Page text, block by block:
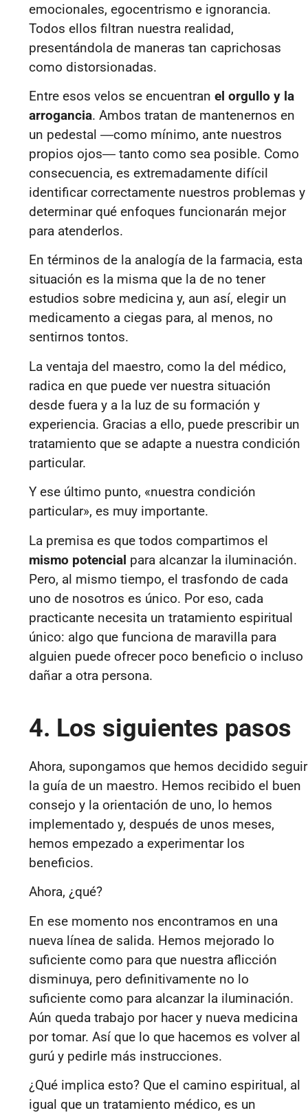
emocionales, egocentrismo e ignorancia.
Todos ellos filtran nuestra realidad,
presentándola de maneras tan caprichosas
como distorsionadas.
Entre esos velos se encuentran el orgullo y la
arrogancia. Ambos tratan de mantenernos en
un pedestal ―como mínimo, ante nuestros
propios ojos― tanto como sea posible. Como
consecuencia, es extremadamente difícil
identificar correctamente nuestros problemas y
determinar qué enfoques funcionarán mejor
para atenderlos.
En términos de la analogía de la farmacia, esta
situación es la misma que la de no tener
estudios sobre medicina y, aun así, elegir un
medicamento a ciegas para, al menos, no
sentirnos tontos.
La ventaja del maestro, como la del médico,
radica en que puede ver nuestra situación
desde fuera y a la luz de su formación y
experiencia. Gracias a ello, puede prescribir un
tratamiento que se adapte a nuestra condición
particular.
Y ese último punto, «nuestra condición
particular», es muy importante.
La premisa es que todos compartimos el
mismo potencial para alcanzar la iluminación.
Pero, al mismo tiempo, el trasfondo de cada
uno de nosotros es único. Por eso, cada
practicante necesita un tratamiento espiritual
único: algo que funciona de maravilla para
alguien puede ofrecer poco beneficio o incluso
dañar a otra persona.
4. Los siguientes pasos
Ahora, supongamos que hemos decidido seguir
la guía de un maestro. Hemos recibido el buen
consejo y la orientación de uno, lo hemos
implementado y, después de unos meses,
hemos empezado a experimentar los
beneficios.
Ahora, ¿qué?
En ese momento nos encontramos en una
nueva línea de salida. Hemos mejorado lo
suficiente como para que nuestra aflicción
disminuya, pero definitivamente no lo
suficiente como para alcanzar la iluminación.
Aún queda trabajo por hacer y nueva medicina
por tomar. Así que lo que hacemos es volver al
gurú y pedirle más instrucciones.
¿Qué implica esto? Que el camino espiritual, al
igual que un tratamiento médico, es un